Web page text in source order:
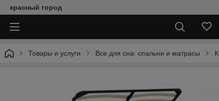
красный город
Товары и услуги Все для сна: спальни и матрасы